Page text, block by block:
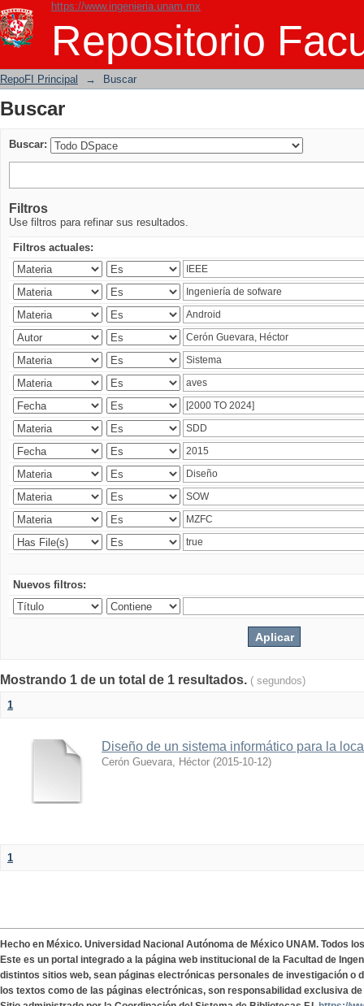
https://www.ingenieria.unam.mx
Repositorio
Buscar
RepoFI Principal → Buscar
Buscar
Buscar:
Filtros
Use filtros para refinar sus resultados.
Filtros actuales:
Nuevos filtros:
Mostrando 1 de un total de 1 resultados. ( segundos)
1
Diseño de un sistema informático para la
Cerón Guevara, Héctor (2015-10-12)
1
Hecho en México. Universidad Nacional Autónoma de México UNAM. Todos
Este es un portal integrado a la página web institucional de la Facultad de
distintos sitios web, sean páginas electrónicas personales de investigación o
los textos como de las páginas electrónicas, son responsabilidad exclusiva